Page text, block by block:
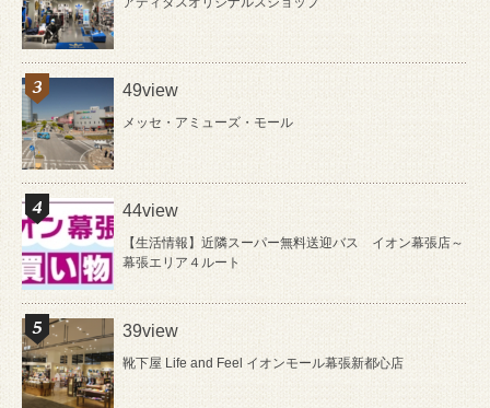
49view
メッセ・アミューズ・モール
44view
【生活情報】近隣スーパー無料送迎バス イオン幕張店～
幕張エリア４ルート
39view
靴下屋 Life and Feel イオンモール幕張新都心店